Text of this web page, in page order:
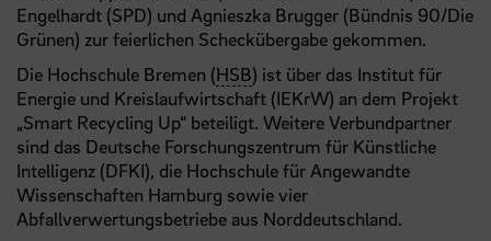
Engelhardt (SPD) und Agnieszka Brugger (Bündnis 90/Die
Grünen) zur feierlichen Scheckübergabe gekommen.
Die Hochschule Bremen (HSB) ist über das Institut für
Energie und Kreislaufwirtschaft (IEKrW) an dem Projekt
„Smart Recycling Up“ beteiligt. Weitere Verbundpartner
sind das Deutsche Forschungszentrum für Künstliche
Intelligenz (DFKI), die Hochschule für Angewandte
Wissenschaften Hamburg sowie vier
Abfallverwertungsbetriebe aus Norddeutschland.